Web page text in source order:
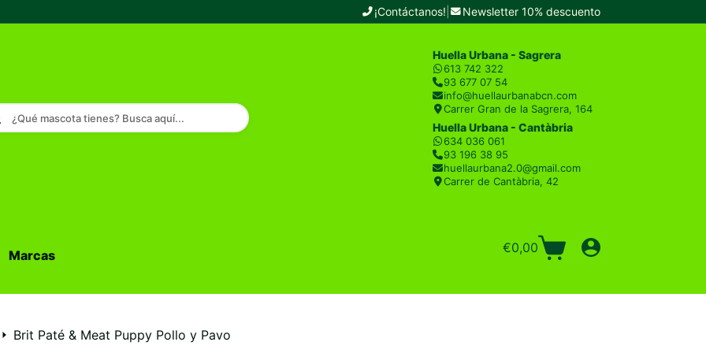
¡Contáctanos! Newsletter 10% descuento
¿Qué mascota tienes? Busca aquí...
Huella Urbana - Sagrera
613 742 322
93 677 07 54
info@huellaurbanabcn.com
Carrer Gran de la Sagrera, 164
Huella Urbana - Cantàbria
634 036 061
93 196 38 95
huellaurbana2.0@gmail.com
Carrer de Cantàbria, 42
Marcas
Carro
€0,00
Brit Paté & Meat Puppy Pollo y Pavo